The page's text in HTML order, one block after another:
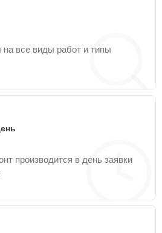
все виды работ и типы
производится в день заявки